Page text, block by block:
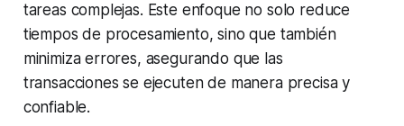
tareas complejas. Este enfoque no solo reduce
tiempos de procesamiento, sino que también
minimiza errores, asegurando que las
transacciones se ejecuten de manera precisa y
confiable.